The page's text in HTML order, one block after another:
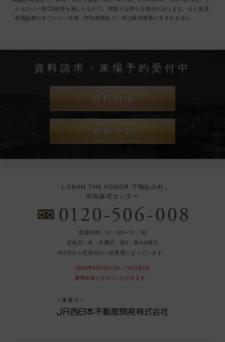
たものに一部CG処理を施したもので、実際とは異なる場合があります。また家具・
調度品類やオプション仕様（申込期限あり）等は販売価格に含まれません。
資料請求・来場予約受付中
「J.GRAN THE HONOR 下鴨糺の杜」
現地販売センター
営業時間／10：30〜17：30
定休日／水・木曜日、第2・第4火曜日
※10月から定休日が一部変更になっています。
2026年8月10日(月)～14日(金)は
夏季休業とさせていただきます。